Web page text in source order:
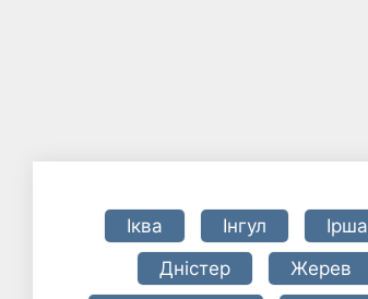
Іква Інгул Ірша
Дністер
Жерев